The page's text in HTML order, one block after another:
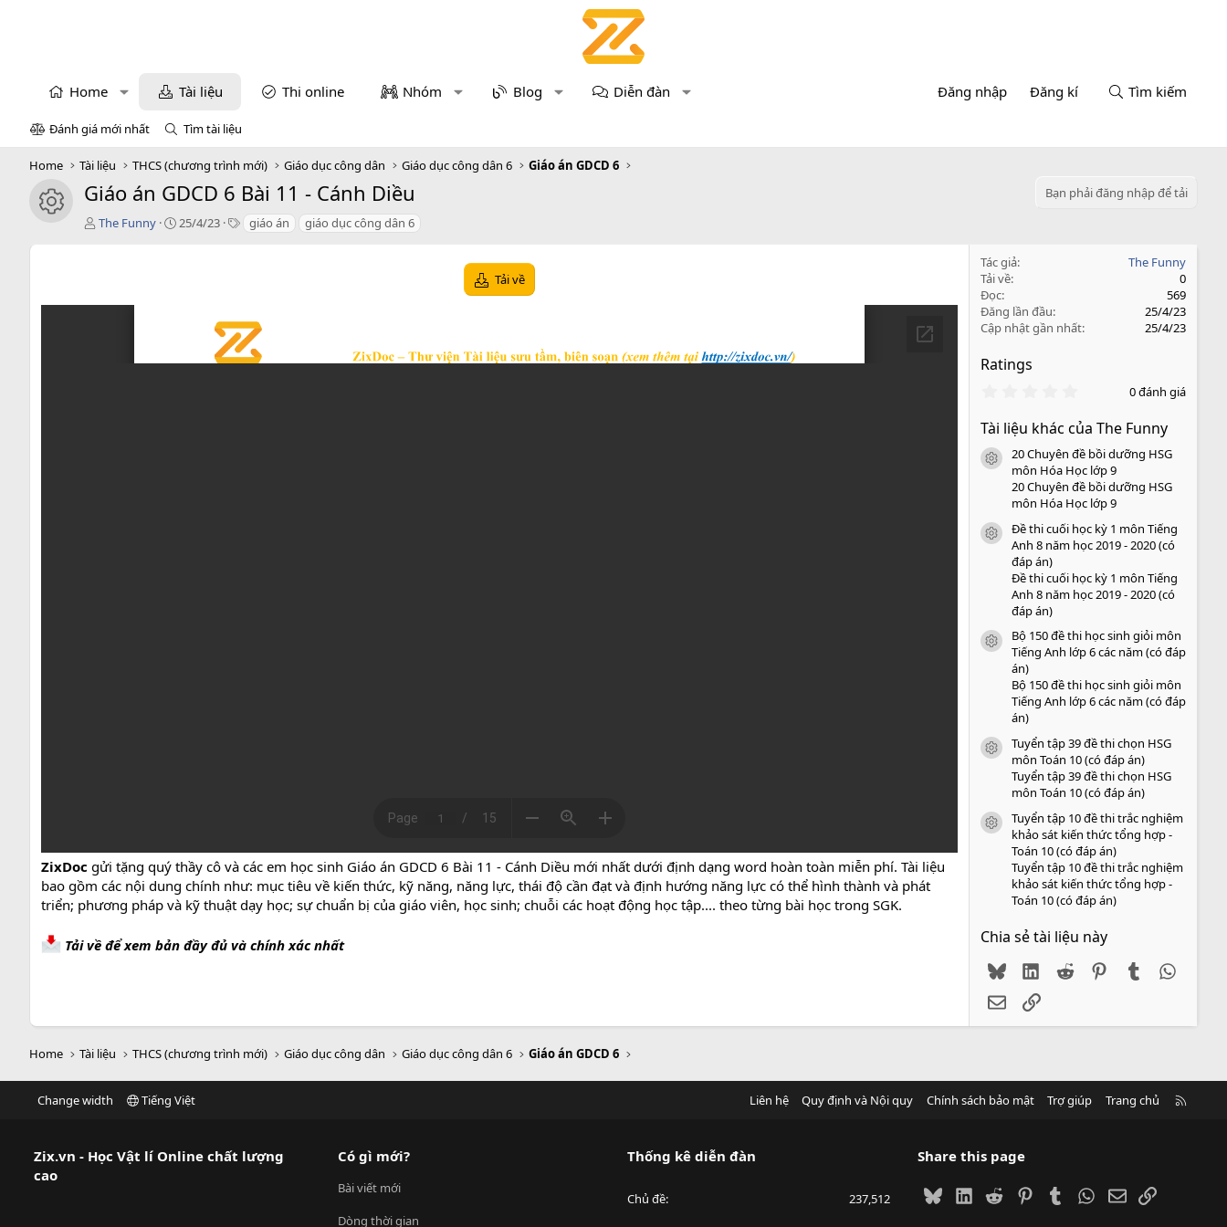
Home Tài liệu Thi online Nhóm Blog Diễn đàn Đăng nhập Đăng kí Tìm kiếm
Đánh giá mới nhất Tìm tài liệu
Home Tài liệu THCS (chương trình mới) Giáo dục công dân Giáo dục công dân 6 Giáo án GDCD 6
icon tài liệu
Giáo án GDCD 6 Bài 11 - Cánh Diều
Bạn phải đăng nhập để tải
T
ả
The Funny
C
25/4/23
T giáo án giáo dục công dân 6
Tải về
ZixDoc gửi tặng quý thầy cô và các em học sinh Giáo án GDCD 6 Bài 11 - Cánh Diều mới nhất dưới định dạng word hoàn toàn miễn phí. Tài liệu
bao gồm các nội dung chính như: mục tiêu về kiến thức, kỹ năng, năng lực, thái độ cần đạt và định hướng năng lực có thể hình thành và phát
triển; phương pháp và kỹ thuật dạy học; sự chuẩn bị của giáo viên, học sinh; chuỗi các hoạt động học tập.... theo từng bài học trong SGK.
Tải về để xem bản đầy đủ và chính xác nhất
Tác giả
The Funny
Tải về
0
Đọc
569
Đăng lần đầu
25/4/23
Cập nhật gần nhất
25/4/23
Ratings
0
0
s
a
o
0 đánh giá
Tài liệu khác của The Funny
icon tài liệu
20 Chuyên đề bồi dưỡng HSG
môn Hóa Học lớp 9
20 Chuyên đề bồi dưỡng HSG
môn Hóa Học lớp 9
icon tài liệu
Đề thi cuối học kỳ 1 môn Tiếng
Anh 8 năm học 2019 - 2020 (có
đáp án)
Đề thi cuối học kỳ 1 môn Tiếng
Anh 8 năm học 2019 - 2020 (có
đáp án)
icon tài liệu
Bộ 150 đề thi học sinh giỏi môn
Tiếng Anh lớp 6 các năm (có đáp
án)
Bộ 150 đề thi học sinh giỏi môn
Tiếng Anh lớp 6 các năm (có đáp
án)
icon tài liệu
Tuyển tập 39 đề thi chọn HSG
môn Toán 10 (có đáp án)
Tuyển tập 39 đề thi chọn HSG
môn Toán 10 (có đáp án)
icon tài liệu
Tuyển tập 10 đề thi trắc nghiệm
khảo sát kiến thức tổng hợp -
Toán 10 (có đáp án)
Tuyển tập 10 đề thi trắc nghiệm
khảo sát kiến thức tổng hợp -
Toán 10 (có đáp án)
Chia sẻ tài liệu này
BlueskyLinkedIn
Reddit PinterestTumblr
EmailLink
Home Tài liệu THCS (chương trình mới) Giáo dục công dân Giáo dục công dân 6 Giáo án GDCD 6
Change width Tiếng Việt Liên hệ Quy định và Nội quy Chính sách bảo mật Trợ giúp Trang chủ
Zix.vn - Học Vật lí Online chất lượng
cao
Có gì mới?
Bài viết mới
Dòng thời gian
Thống kê diễn đàn
Chủ đề 237,512
Share this page
BlueskyLinkedIn
Reddit PinterestTumblrWhatsApp
EmailLink